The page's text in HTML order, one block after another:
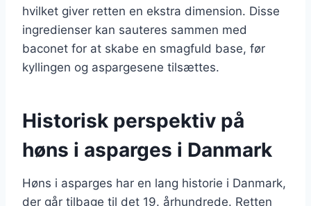
hvilket giver retten en ekstra dimension. Disse
ingredienser kan sauteres sammen med
baconet for at skabe en smagfuld base, før
kyllingen og aspargesene tilsættes.
Historisk perspektiv på
høns i asparges i Danmark
Høns i asparges har en lang historie i Danmark,
der går tilbage til det 19. århundrede. Retten